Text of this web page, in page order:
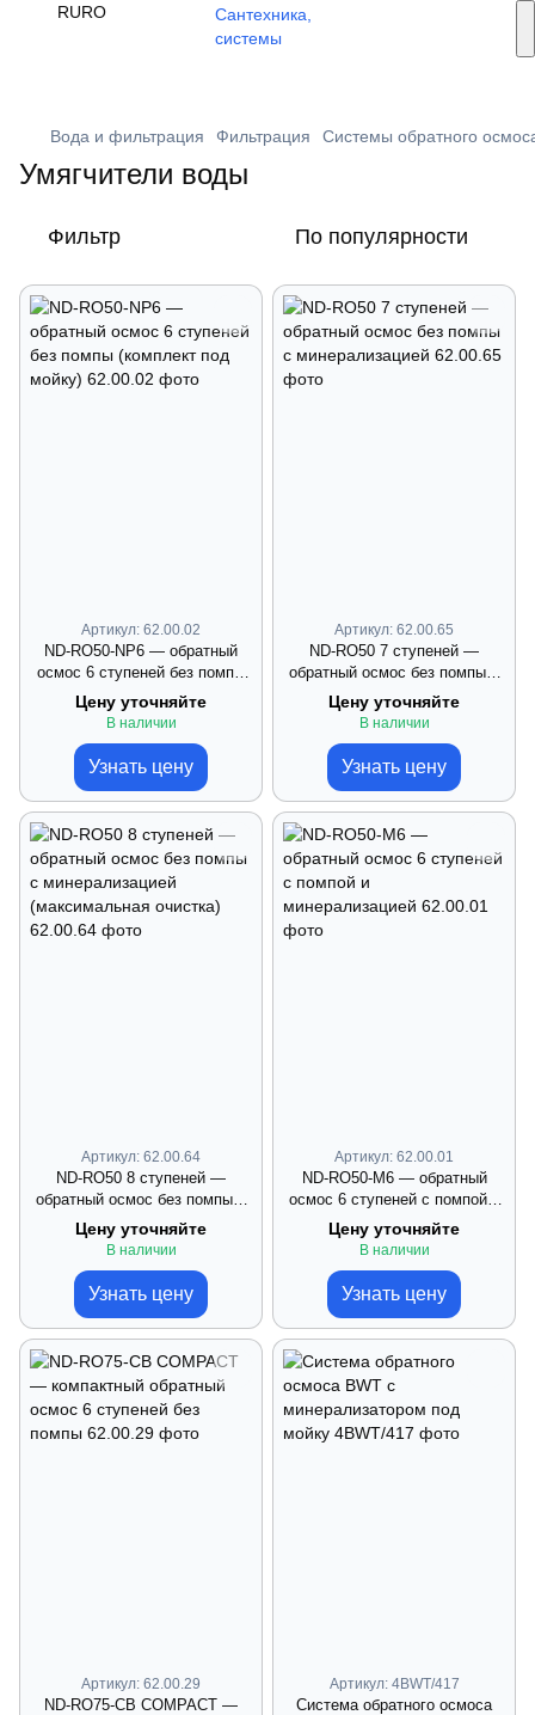
Услуги монтажа
🔥 Акции и скидки
RURO
Вода и фильтрация Фильтрация Системы обратного
Умягчители воды
Фильтр По популярности
Артикул: 62.00.02
ND‑RO50‑NP6 — обратный
осмос 6 ступеней без помпы
(комплект под мойку)
Цену уточняйте
В наличии
Узнать цену
Артикул: 62.00.65
ND‑RO50 7 ступеней —
обратный осмос без помпы с
минерализацией
Цену уточняйте
В наличии
Узнать цену
Артикул: 62.00.64
ND‑RO50 8 ступеней —
обратный осмос без помпы с
минерализацией
(максимальная очистка)
Цену уточняйте
В наличии
Узнать цену
Артикул: 62.00.01
ND‑RO50‑M6 — обратный
осмос 6 ступеней с помпой и
минерализацией
Цену уточняйте
В наличии
Узнать цену
Артикул: 62.00.29
ND‑RO75‑CB COMPACT —
Артикул: 4BWT/417
Система обратного осмоса